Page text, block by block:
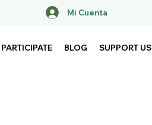
Mi Cuenta
PARTICIPATE BLOG SUPPORT US